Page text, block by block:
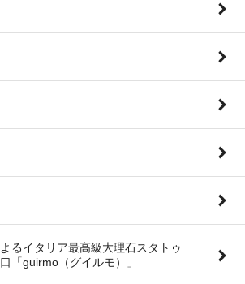
るイタリア最高級大理石スタトゥ
「guirmo（グイルモ）」